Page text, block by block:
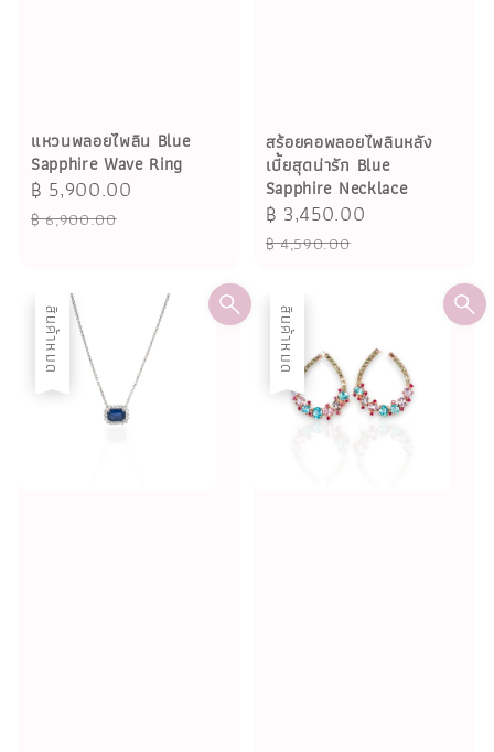
แหวนพลอยไพลิน Blue
Sapphire Wave Ring
Sale
price
฿ 5,900.00
฿ 6,900.00
สร้อยคอพลอยไพลินหลัง
เบี้ยสุดน่ารัก Blue
Sapphire Necklace
Sale
price
฿ 3,450.00
฿ 4,590.00
สินค้าหมด สินค้าหมด